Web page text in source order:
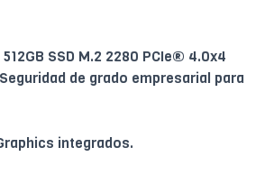
SSD M.2 2280 PCIe® 4.0x4
de grado empresarial para
integrados.